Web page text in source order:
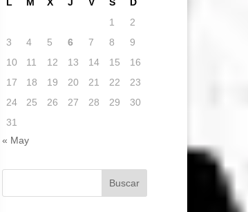
1
2
3
4 5 6 7 8
9
10
11 12 13 14 15
16
17
18 19 20 21 22
23
24
25 26 27 28 29
30
31
« May
Buscar: